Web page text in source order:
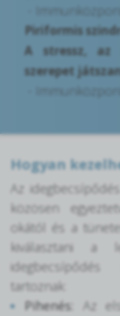
- Immunközpont
Piriformis
A stressz, az
szerepet
- Immunközpont
Hogyan
Az
közösen
okától és a
kiválasztani a
tartoznak:
Pihenés:
Az